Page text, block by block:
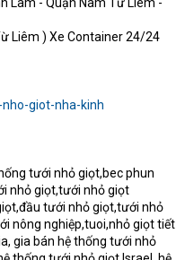
Lâm - Quận Nam Từ Liêm -
Liêm ) Xe Container 24/24
giot-nha-kinh
tưới nhỏ giọt,bec phun
nhỏ giọt,tưới nhỏ giọt
,đầu tưới nhỏ giọt,tưới nhỏ
nông nghiệp,tuoi,nhỏ giọt tiết
gia bán hệ thống tưới nhỏ